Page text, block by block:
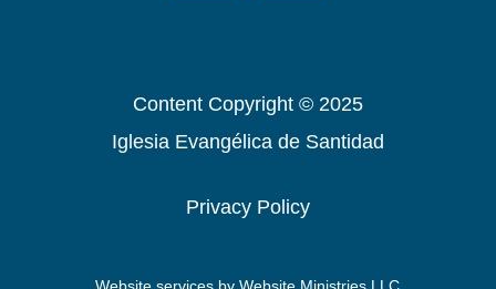
Content Copyright © 2025
Iglesia Evangélica de Santidad
Privacy Policy